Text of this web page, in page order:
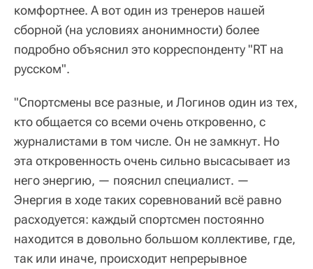
комфортнее. А вот один из тренеров нашей
сборной (на условиях анонимности) более
подробно объяснил это корреспонденту "RT на
русском".
"Спортсмены все разные, и Логинов один из тех,
кто общается со всеми очень откровенно, с
журналистами в том числе. Он не замкнут. Но
эта откровенность очень сильно высасывает из
него энергию, — пояснил специалист. —
Энергия в ходе таких соревнований всё равно
расходуется: каждый спортсмен постоянно
находится в довольно большом коллективе, где,
так или иначе, происходит непрерывное